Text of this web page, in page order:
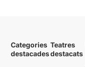
Categories
destacades
Teatres
destacats